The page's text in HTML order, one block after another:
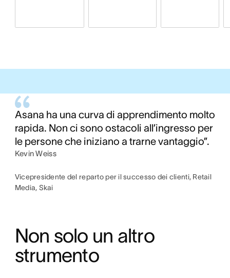
Asana ha una curva di apprendimento molto
rapida. Non ci sono ostacoli all’ingresso per
le persone che iniziano a trarne vantaggio”.
Kevin Weiss
Vicepresidente del reparto per il successo dei clienti, Retail
Media, Skai
Non solo un altro
strumento